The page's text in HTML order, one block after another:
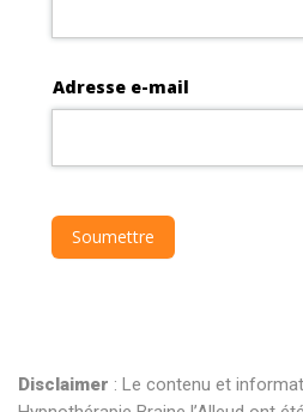
Disclaimer : Le contenu et